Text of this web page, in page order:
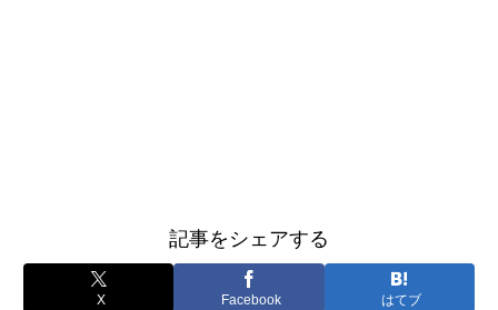
記事をシェアする
X Facebook はてブ